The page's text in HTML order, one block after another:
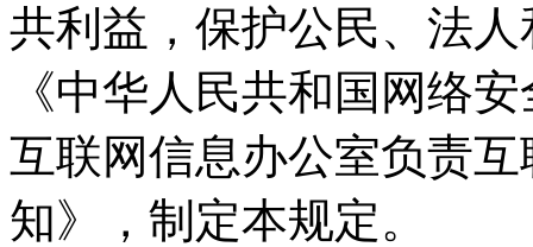
共利益，保护公民、法
《中华人民共和国网络
互联网信息办公室负责
知》，制定本规定。